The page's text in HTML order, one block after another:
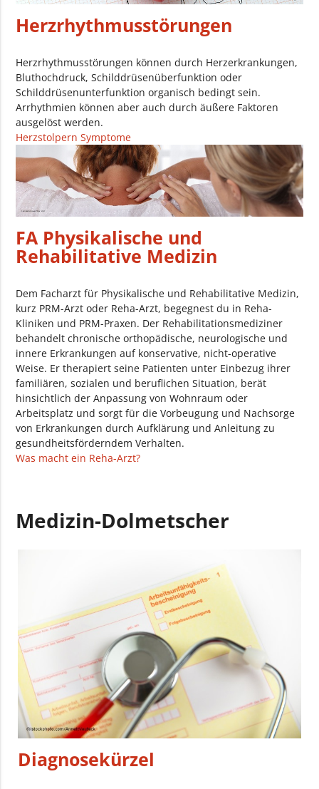
Herzrhythmusstörungen
Herzrhythmusstörungen können durch Herzerkrankungen,
Bluthochdruck, Schilddrüsenüberfunktion oder
Schilddrüsenunterfunktion organisch bedingt sein.
Arrhythmien können aber auch durch äußere Faktoren
ausgelöst werden.
Herzstolpern Symptome
FA Physikalische und
Rehabilitative Medizin
Dem Facharzt für Physikalische und Rehabilitative Medizin,
kurz PRM-Arzt oder Reha-Arzt, begegnest du in Reha-
Kliniken und PRM-Praxen. Der Rehabilitationsmediziner
behandelt chronische orthopädische, neurologische und
innere Erkrankungen auf konservative, nicht-operative
Weise. Er therapiert seine Patienten unter Einbezug ihrer
familiären, sozialen und beruflichen Situation, berät
hinsichtlich der Anpassung von Wohnraum oder
Arbeitsplatz und sorgt für die Vorbeugung und Nachsorge
von Erkrankungen durch Aufklärung und Anleitung zu
gesundheitsförderndem Verhalten.
Was macht ein Reha-Arzt?
Medizin-Dolmetscher
Diagnosekürzel